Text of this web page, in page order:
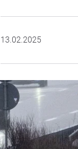
13.02.2025